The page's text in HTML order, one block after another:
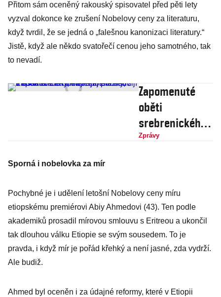
Přitom sám oceněný rakouský spisovatel před pěti lety
vyzval dokonce ke zrušení Nobelovy ceny za literaturu,
když tvrdil, že se jedná o „falešnou kanonizaci literatury.“
Jistě, když ale někdo svatořečí cenou jeho samotného, tak
to nevadí.
Zapomenuté
oběti
srebrenického
masakru: Ženy,
na okraji
společnosti
Zprávy
Sporná i nobelovka za mír
Pochybné je i udělení letošní Nobelovy ceny míru
etiopskému premiérovi Abiy Ahmedovi (43). Ten podle
akademiků prosadil mírovou smlouvu s Eritreou a ukončil
tak dlouhou válku Etiopie se svým sousedem. To je
pravda, i když mír je pořád křehký a není jasné, zda vydrží.
Ale budiž.
Ahmed byl oceněn i za údajné reformy, které v Etiopii